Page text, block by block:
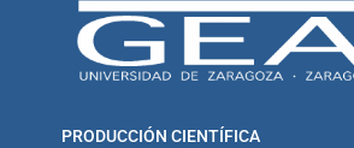
PRODUCCIÓN CIENTÍFICA